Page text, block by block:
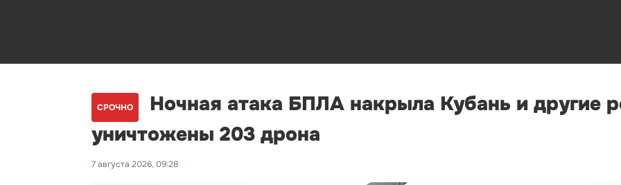
СРОЧНО
Ночная атака БПЛА накрыла Кубань и другие
уничтожены 203 дрона
7 августа 2026, 09:28